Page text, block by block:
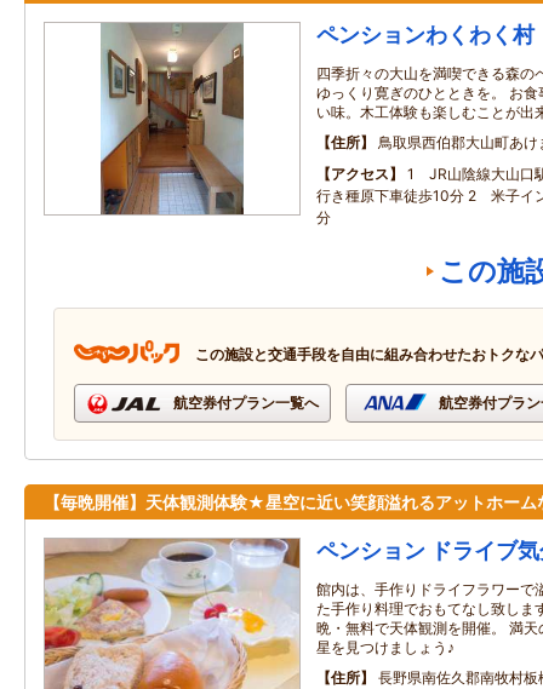
ペンションわくわく村
四季折々の大山を満喫できる森の
ゆっくり寛ぎのひとときを。 お
い味。木工体験も楽しむことが出
住所
鳥取県西伯郡大山町あ
アクセス
1 JR山陰線大山口
行き種原下車徒歩10分 2 米子イ
分
この施
この施設と交通手段を自由に組み合わせたおトクな
航空券付プラン一覧へ 航空券付プラ
【毎晩開催】天体観測体験★星空に近い笑顔溢れるアットホーム
ペンション ドライブ
館内は、手作りドライフラワーで
た手作り料理でおもてなし致しま
晩・無料で天体観測を開催。 満
星を見つけましょう♪
住所
長野県南佐久郡南牧村板